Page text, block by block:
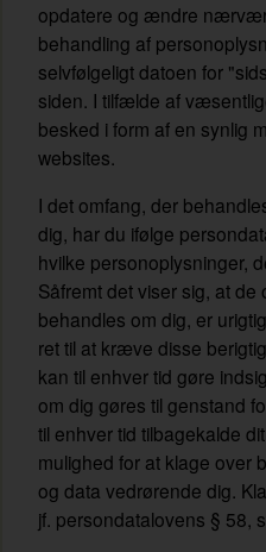
opdatere og ændre
behandling af
selvfølgeligt datoen for
siden. I tilfælde af
besked i form af en synlig
websites.
I det omfang, der
dig, har du ifølge
hvilke personoplysninger,
Såfremt det viser sig, at
behandles om dig, er
ret til at kræve disse
kan til enhver tid gøre
om dig gøres til genstand
til enhver tid tilbagekalde
mulighed for at klage over
og data vedrørende dig.
jf. persondatalovens § 58,